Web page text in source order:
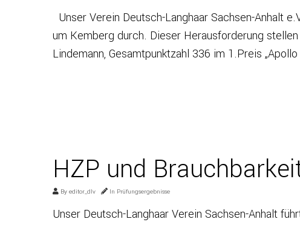
Unser Verein Deutsch-Langhaar Sachsen-Anhalt
um Kemberg durch. Dieser Herausforderung
Lindemann, Gesamtpunktzahl 336 im 1.Preis
HZP und
By editor_dlv In Prüfungsergebnisse
Unser Deutsch-Langhaar Verein Sachsen-Anhalt